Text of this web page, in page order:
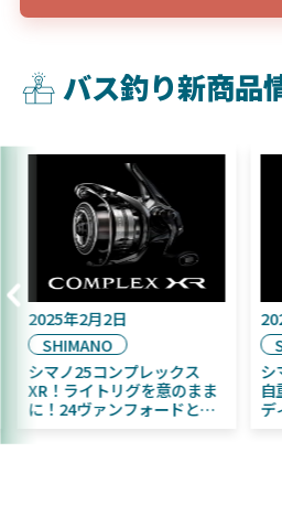
バス釣り新商品
2025年9月16日
DAIWA
2025年11月発売予定！
DAIWA ふく魚／ちびふく魚
はビッグベイト初心者にお
シ
に